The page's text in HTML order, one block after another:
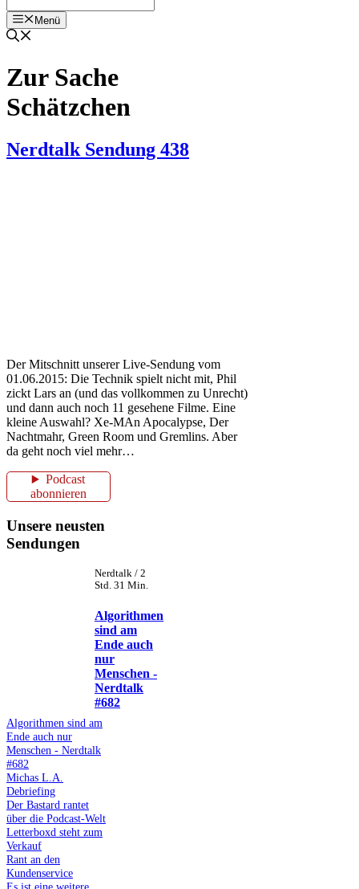
Menü
Zur Sache
Schätzchen
Nerdtalk Sendung 438
Der Mitschnitt unserer Live-Sendung vom
01.06.2015: Die Technik spielt nicht mit, Phil
zickt Lars an (und das vollkommen zu Unrecht)
und dann auch noch 11 gesehene Filme. Eine
kleine Auswahl? Xe-MAn Apocalypse, Der
Nachtmahr, Green Room und Gremlins. Aber
da geht noch viel mehr…
Podcast
abonnieren
Unsere neusten
Sendungen
Nerdtalk / 2
Std. 31 Min.
Algorithmen
sind am
Ende auch
nur
Menschen -
Nerdtalk
#682
Algorithmen sind am
Ende auch nur
Menschen - Nerdtalk
#682
Michas L.A.
Debriefing
Der Bastard rantet
über die Podcast-Welt
Letterboxd steht zum
Verkauf
Rant an den
Kundenservice